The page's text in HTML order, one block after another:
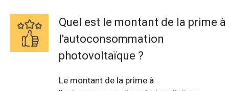
Quel est le montant de la prime à
l'autoconsommation
photovoltaïque ?
Le montant de la prime à